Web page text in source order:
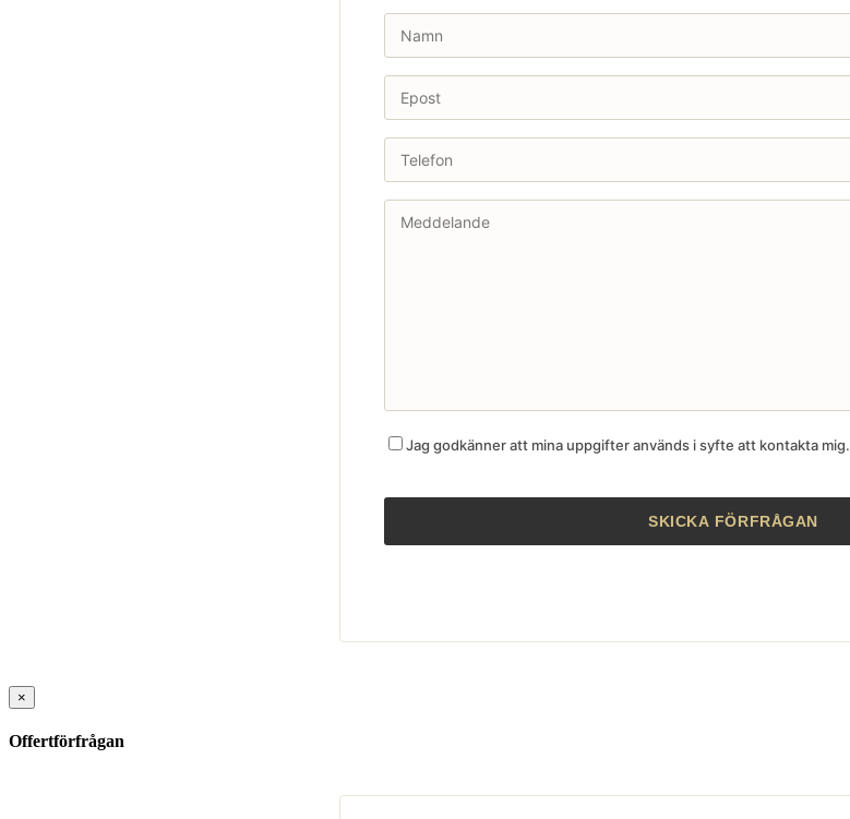
Jag godkänner att mina uppgifter används i syfte att kontakta mig.
×
Offertförfrågan